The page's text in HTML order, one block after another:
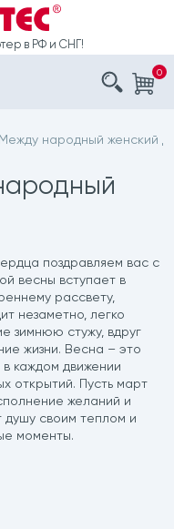
в РФ и СНГ!
0
народный женский
поздравляем вас с
весны вступает в
рассвету,
незаметно, легко
зимнюю стужу, вдруг
жизни. Весна – это
каждом движении
открытий. Пусть март
желаний и
душу своим теплом и
моменты.